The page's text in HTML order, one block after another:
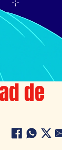
de